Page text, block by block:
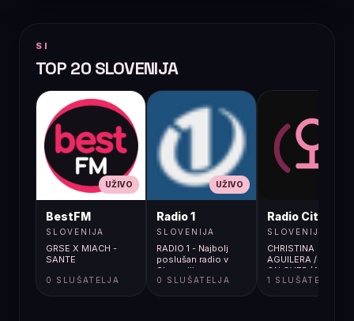
SI
TOP 20 SLOVENIJA
UŽIVO
BestFM
SLOVENIJA
GRSE X MIACH -
SANTE
0 SLUŠATELJA
UŽIVO
Radio 1
SLOVENIJA
RADIO 1 - Najbolj
poslušan radio v
Sloveniji
0 SLUŠATELJA
Radio City
SLOVENIJA
CHRISTINA
AGUILERA / COME
ON OVER (ALL I
WANT IS YOU)
1 SLUŠATELJA